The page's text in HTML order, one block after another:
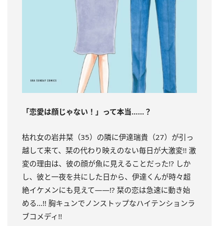
「恋愛は顔じゃない！」って本当……？
枯れ女の岩井栞（35）の隣に伊達瑞貴（27）が引っ
越して来て、栞の代わり映えのない毎日が大激変!! 激
変の理由は、彼の顔が魚に見えることだった!? しか
し、彼と一夜を共にした日から、伊達くんが時々超
絶イケメンにも見えて――!? 栞の恋は急速に動き始
める…!! 胸キュンでノンストップなハイテンションラ
ブコメディ!!